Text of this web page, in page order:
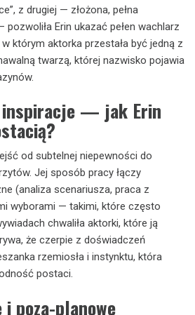
z drugiej — złożona, pełna
Erin ukazać pełen wachlarz
którym aktorka przestała być jedną z
twarzą, której nazwisko pojawia
— jak Erin
od subtelnej niepewności do
Jej sposób pracy łączy
(analiza scenariusza, praca z
wyborami — takimi, które często
chwaliła aktorki, które ją
że czerpie z doświadczeń
rzemiosła i instynktu, która
postaci.
poza-planowe